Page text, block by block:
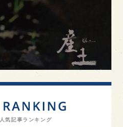
人気記事ランキング